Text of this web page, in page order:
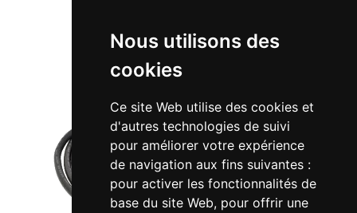
Nous utilisons des
cookies
Ce site Web utilise des cookies et
d'autres technologies de suivi
pour améliorer votre expérience
de navigation aux fins suivantes :
pour activer les fonctionnalités de
base du site Web, pour offrir une